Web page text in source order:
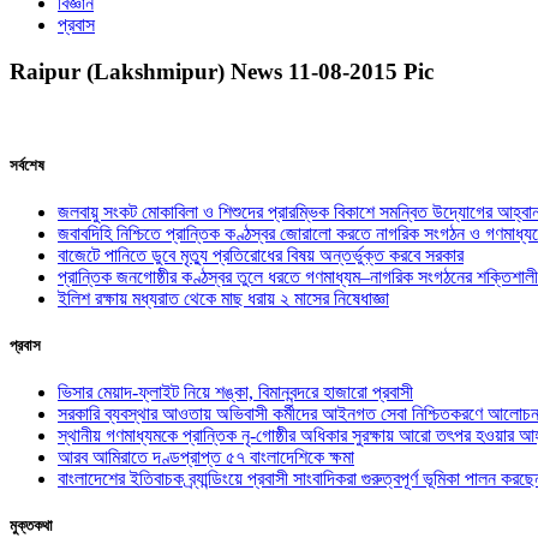
প্রবাস
Raipur (Lakshmipur) News 11-08-2015 Pic
সর্বশেষ
জলবায়ু সংকট মোকাবিলা ও শিশুদের প্রারম্ভিক বিকাশে সমন্বিত উদ্যোগের
জবাবদিহি নিশ্চিতে প্রান্তিক কণ্ঠস্বর জোরালো করতে নাগরিক সংগঠন ও
বাজেটে পানিতে ডুবে মৃত্যু প্রতিরোধের বিষয় অন্তর্ভুক্ত করবে সরকার
প্রান্তিক জনগোষ্ঠীর কণ্ঠস্বর তুলে ধরতে গণমাধ্যম–নাগরিক সংগঠনের
ইলিশ রক্ষায় মধ্যরাত থেকে মাছ ধরায় ২ মাসের নিষেধাজ্ঞা
প্রবাস
ভিসার মেয়াদ-ফ্লাইট নিয়ে শঙ্কা, বিমানবন্দরে হাজারো প্রবাসী
সরকারি ব্যবস্থার আওতায় অভিবাসী কর্মীদের আইনগত সেবা নিশ্চিতকরণে
স্থানীয় গণমাধ্যমকে প্রান্তিক নৃ-গোষ্ঠীর অধিকার সুরক্ষায় আরো তৎপর হওয়ার
আরব আমিরাতে দণ্ডপ্রাপ্ত ৫৭ বাংলাদেশিকে ক্ষমা
বাংলাদেশের ইতিবাচক ব্র্যান্ডিংয়ে প্রবাসী সাংবাদিকরা গুরুত্বপূর্ণ ভূমিকা পালন
মুক্তকথা